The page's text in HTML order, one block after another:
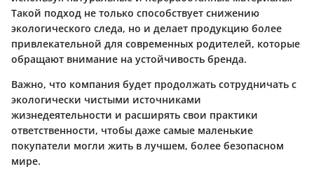
Такой подход не только способствует снижению
экологического следа, но и делает продукцию более
привлекательной для современных родителей, которые
обращают внимание на устойчивость бренда.
Важно, что компания будет продолжать сотрудничать с
экологически чистыми источниками
жизнедеятельности и расширять свои практики
ответственности, чтобы даже самые маленькие
покупатели могли жить в лучшем, более безопасном
мире.